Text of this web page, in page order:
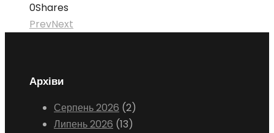
0Shares
PrevNext
Архіви
Серпень 2026 (2)
Липень 2026 (13)